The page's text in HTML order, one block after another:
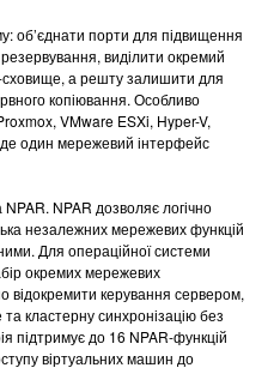
об’єднати порти для підвищення
виділити окремий
сховище, а решту залишити для
копіювання. Особливо
VMware ESXi, Hyper-V,
один мережевий інтерфейс
NPAR дозволяє логічно
незалежних мережевих функцій
Для операційної системи
окремих мережевих
відокремити керування сервером,
кластерну синхронізацію без
підтримує до 16 NPAR-функцій
віртуальних машин до